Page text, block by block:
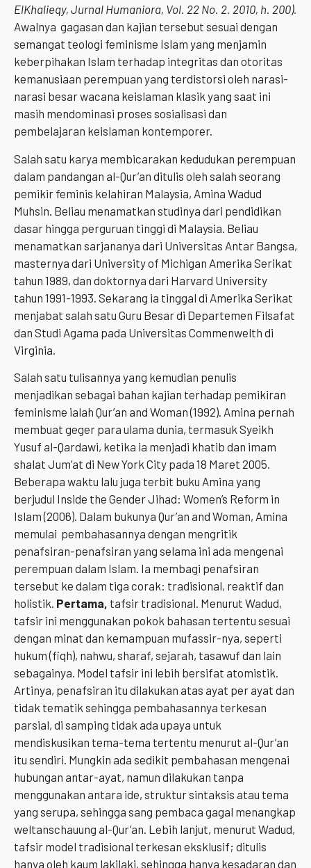
ElKhalieqy, Jurnal Humaniora, Vol. 22 No. 2. 2010, h. 200).
Awalnya gagasan dan kajian tersebut sesuai dengan
semangat teologi feminisme Islam yang menjamin
keberpihakan Islam terhadap integritas dan otoritas
kemanusiaan perempuan yang terdistorsi oleh narasi-
narasi besar wacana keislaman klasik yang saat ini
masih mendominasi proses sosialisasi dan
pembelajaran keislaman kontemporer.
Salah satu karya membicarakan kedudukan perempuan
dalam pandangan al-Qur’an ditulis oleh salah seorang
pemikir feminis kelahiran Malaysia, Amina Wadud
Muhsin. Beliau menamatkan studinya dari pendidikan
dasar hingga perguruan tinggi di Malaysia. Beliau
menamatkan sarjananya dari Universitas Antar Bangsa,
masternya dari University of Michigan Amerika Serikat
tahun 1989, dan doktornya dari Harvard University
tahun 1991-1993. Sekarang ia tinggal di Amerika Serikat
menjabat salah satu Guru Besar di Departemen Filsafat
dan Studi Agama pada Universitas Commenwelth di
Virginia.
Salah satu tulisannya yang kemudian penulis
menjadikan sebagai bahan kajian terhadap pemikiran
feminisme ialah Qur’an and Woman (1992). Amina pernah
membuat geger para ulama dunia, termasuk Syeikh
Yusuf al-Qardawi, ketika ia menjadi khatib dan imam
shalat Jum’at di New York City pada 18 Maret 2005.
Beberapa waktu lalu juga terbit buku Amina yang
berjudul Inside the Gender Jihad: Women’s Reform in
Islam (2006). Dalam bukunya Qur’an and Woman, Amina
memulai pembahasannya dengan mengritik
penafsiran-penafsiran yang selama ini ada mengenai
perempuan dalam Islam. Ia membagi penafsiran
tersebut ke dalam tiga corak: tradisional, reaktif dan
holistik. Pertama, tafsir tradisional. Menurut Wadud,
tafsir ini menggunakan pokok bahasan tertentu sesuai
dengan minat dan kemampuan mufassir-nya, seperti
hukum (fiqh), nahwu, sharaf, sejarah, tasawuf dan lain
sebagainya. Model tafsir ini lebih bersifat atomistik.
Artinya, penafsiran itu dilakukan atas ayat per ayat dan
tidak tematik sehingga pembahasannya terkesan
parsial, di samping tidak ada upaya untuk
mendiskusikan tema-tema tertentu menurut al-Qur’an
itu sendiri. Mungkin ada sedikit pembahasan mengenai
hubungan antar-ayat, namun dilakukan tanpa
menggunakan antara ide, struktur sintaksis atau tema
yang serupa, sehingga sang pembaca gagal menangkap
weltanschauung al-Qur’an. Lebih lanjut, menurut Wadud,
tafsir model tradisional terkesan eksklusif; ditulis
hanya oleh kaum lakilaki, sehingga hanya kesadaran dan